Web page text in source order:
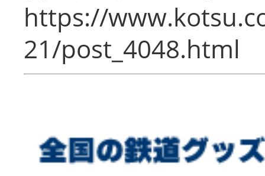
https://
21/post_4048.html